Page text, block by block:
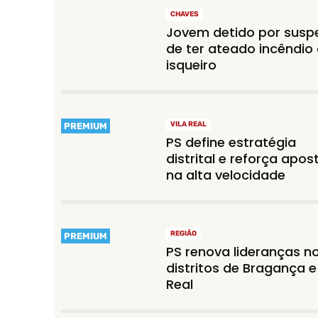
CHAVES
Jovem detido por
de ter ateado incêndio
isqueiro
PREMIUM VILA REAL
PS define estratégia
distrital e reforça
na alta velocidade
PREMIUM REGIÃO
PS renova lideranças
distritos de Bragança e
Real